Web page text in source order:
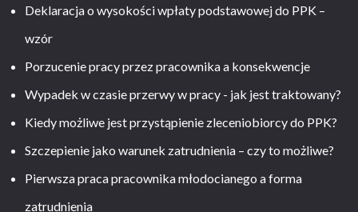
Deklaracja o wysokości wpłaty podstawowej do PPK –
wzór
Porzucenie pracy przez pracownika a konsekwencje
Wypadek w czasie przerwy w pracy - jak jest traktowany?
Kiedy możliwe jest przystąpienie zleceniobiorcy do PPK?
Szczepienie jako warunek zatrudnienia – czy to możliwe?
Pierwsza praca pracownika młodocianego a forma
zatrudnienia